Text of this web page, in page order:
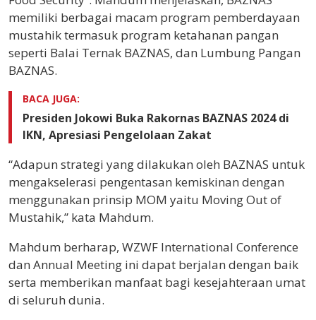
memiliki berbagai macam program pemberdayaan
mustahik termasuk program ketahanan pangan
seperti Balai Ternak BAZNAS, dan Lumbung Pangan
BAZNAS.
BACA JUGA:
Presiden Jokowi Buka Rakornas BAZNAS 2024 di
IKN, Apresiasi Pengelolaan Zakat
“Adapun strategi yang dilakukan oleh BAZNAS untuk
mengakselerasi pengentasan kemiskinan dengan
menggunakan prinsip MOM yaitu Moving Out of
Mustahik,” kata Mahdum.
Mahdum berharap, WZWF International Conference
dan Annual Meeting ini dapat berjalan dengan baik
serta memberikan manfaat bagi kesejahteraan umat
di seluruh dunia.